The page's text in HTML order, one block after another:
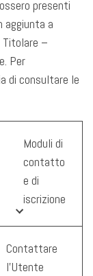
presenti
aggiunta a
Titolare –
Per
di consultare le
Moduli di
contatto
e di
iscrizione
Contattare
l’Utente